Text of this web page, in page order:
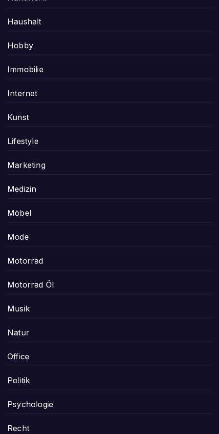
Haushalt
Hobby
Immobilie
Internet
Kunst
Lifestyle
Marketing
Medizin
Möbel
Mode
Motorrad
Motorrad Öl
Musik
Natur
Office
Politik
Psychologie
Recht